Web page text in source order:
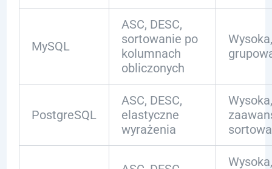
MySQL
ASC, DESC,
sortowanie po
kolumnach
obliczonych
PostgreSQL
ASC, DESC,
elastyczne
wyrażenia
Wysoka,